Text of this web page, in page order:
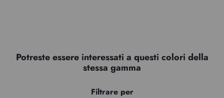
Potreste essere interessati a questi colori della
stessa gamma
Filtrare per